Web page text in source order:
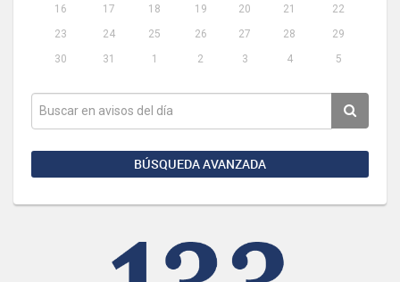
16
17 18 19 20 21
22
23
24 25 26 27 28
29
30
31 1 2 3 4 5
BÚSQUEDA AVANZADA